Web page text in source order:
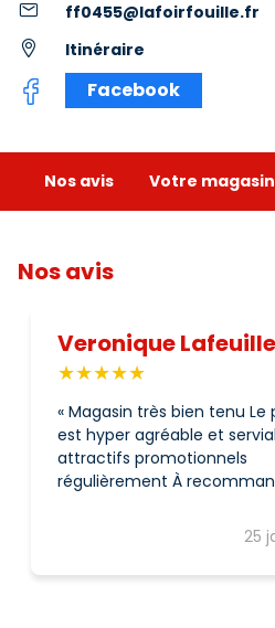
ff0455@lafoirfouille.fr
Itinéraire
Facebook
Nos avis Votre magasin
Nos avis
Veronique Lafeuille
25
Magasin très bien tenu Le
est hyper agréable et
attractifs promotionnels
régulièrement À